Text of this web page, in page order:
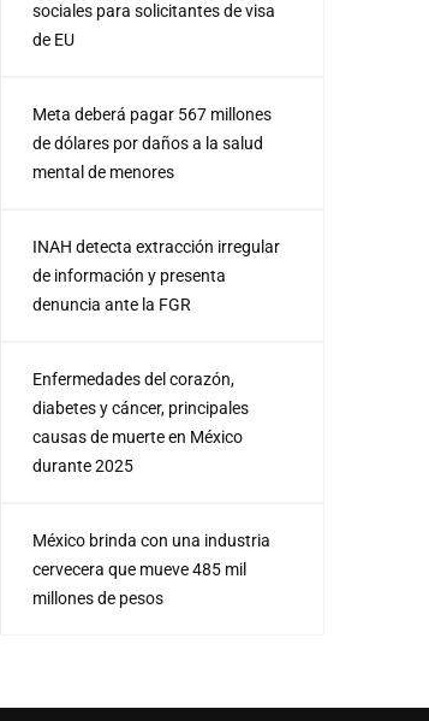
sociales para solicitantes de visa
de EU
Meta deberá pagar 567 millones
de dólares por daños a la salud
mental de menores
INAH detecta extracción irregular
de información y presenta
denuncia ante la FGR
Enfermedades del corazón,
diabetes y cáncer, principales
causas de muerte en México
durante 2025
México brinda con una industria
cervecera que mueve 485 mil
millones de pesos